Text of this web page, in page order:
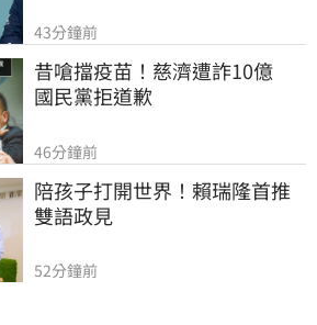
43分鐘前
昔嗆擋疫苗！慈濟遭詐10億
國民黨拒道歉
46分鐘前
陪孩子打開世界！賴瑞隆首推
雙語政見
52分鐘前